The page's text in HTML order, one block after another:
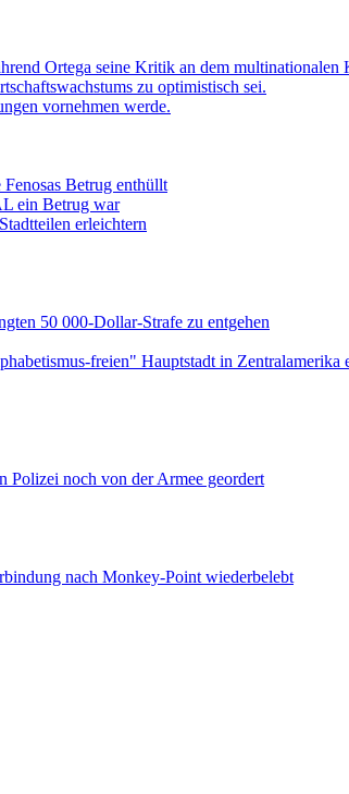
Ortega seine Kritik an dem multinationalen
zu optimistisch sei.
vornehmen werde.
Betrug enthüllt
ein Betrug war
erleichtern
50 000-Dollar-Strafe zu entgehen
freien" Hauptstadt in Zentralamerika
Polizei noch von der Armee geordert
nach Monkey-Point wiederbelebt